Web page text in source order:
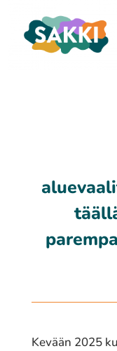
Kevään 2025